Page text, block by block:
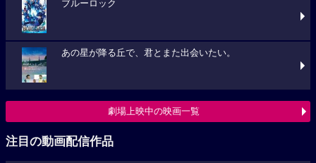
ブルーロック
あの星が降る丘で、君とまた出会いたい。
劇場上映中の映画一覧
注目の動画配信作品